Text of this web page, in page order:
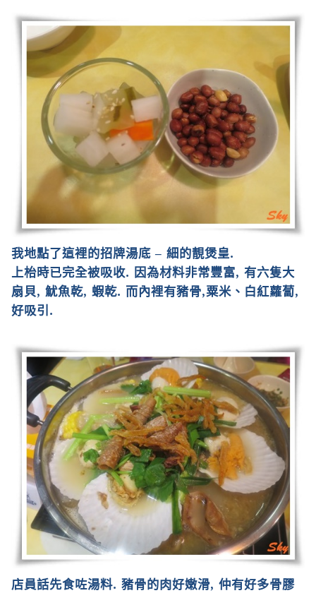
我地點了這裡的招牌湯底 – 細的靚煲皇.
上枱時已完全被吸收. 因為材料非常豐富, 有六隻大
扇貝, 魷魚乾, 蝦乾. 而內裡有豬骨,粟米、白紅蘿蔔,
好吸引.
店員話先食咗湯料. 豬骨的肉好嫩滑, 仲有好多骨膠